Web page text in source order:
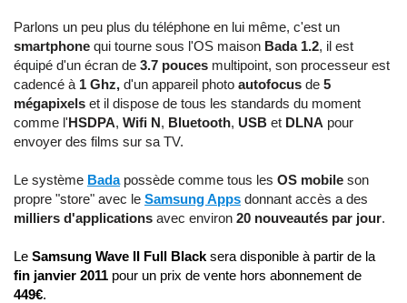
Parlons un peu plus du téléphone en lui même, c'est un
smartphone qui tourne sous l'OS maison Bada 1.2, il est
équipé d'un écran de 3.7 pouces multipoint, son processeur est
cadencé à 1 Ghz, d'un appareil photo autofocus de 5
mégapixels et il dispose de tous les standards du moment
comme l'HSDPA, Wifi N, Bluetooth, USB et DLNA pour
envoyer des films sur sa TV.
Le système Badapossède comme tous les OS mobile son
propre "store" avec le Samsung Apps donnant accès a des
milliers d'applications avec environ 20 nouveautés par jour.
Le Samsung Wave II Full Black sera disponible à partir de la
fin janvier 2011 pour un prix de vente hors abonnement de
449€.